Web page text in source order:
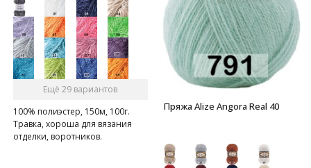
Ещё 29 вариантов
100% полиэстер, 150м, 100г.
Травка, хороша для вязания
отделки, воротников.
Пряжа Alize Angora Real 40